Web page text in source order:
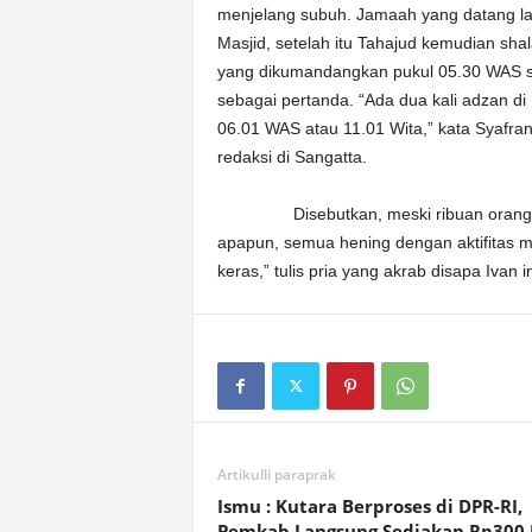
menjelang subuh. Jamaah yang datang
Masjid, setelah itu Tahajud kemudian
yang dikumandangkan pukul 05.30
sebagai pertanda. “Ada dua kali adzan
06.01 WAS atau 11.01 Wita,” kata
redaksi di Sangatta.
Disebutkan, meski ribuan orang
apapun, semua hening dengan aktifitas
keras,” tulis pria yang akrab disapa Ivan
Artikulli paraprak
Ismu : Kutara Berproses di DPR-RI,